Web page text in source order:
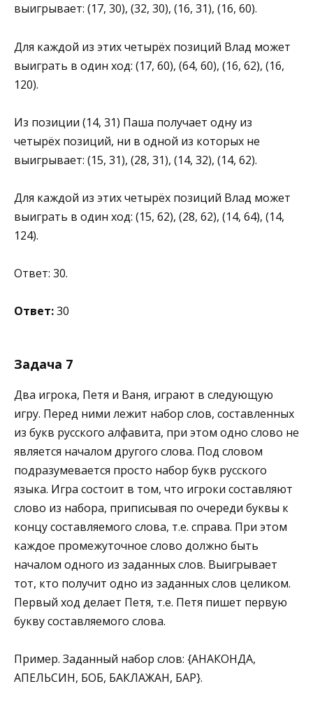
выигрывает: (17, 30), (32, 30), (16, 31), (16, 60).
Для каждой из этих четырёх позиций Влад может
выиграть в один ход: (17, 60), (64, 60), (16, 62), (16,
120).
Из позиции (14, 31) Паша получает одну из
четырёх позиций, ни в одной из которых не
выигрывает: (15, 31), (28, 31), (14, 32), (14, 62).
Для каждой из этих четырёх позиций Влад может
выиграть в один ход: (15, 62), (28, 62), (14, 64), (14,
124).
Ответ: 30.
Ответ:30
Задача 7
Два игрока, Петя и Ваня, играют в следующую
игру. Перед ними лежит набор слов, составленных
из букв русского алфавита, при этом одно слово не
является началом другого слова. Под словом
подразумевается просто набор букв русского
языка. Игра состоит в том, что игроки составляют
слово из набора, приписывая по очереди буквы к
концу составляемого слова, т.е. справа. При этом
каждое промежуточное слово должно быть
началом одного из заданных слов. Выигрывает
тот, кто получит одно из заданных слов целиком.
Первый ход делает Петя, т.е. Петя пишет первую
букву составляемого слова.
Пример. Заданный набор слов: {АНАКОНДА,
АПЕЛЬСИН, БОБ, БАКЛАЖАН, БАР}.